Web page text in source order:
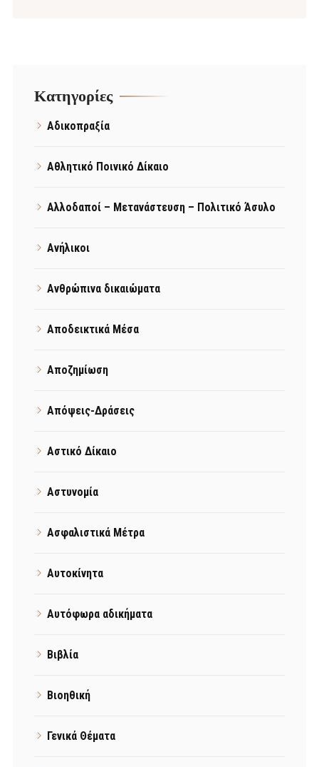
Kατηγορίες
Αδικοπραξία
Αθλητικό Ποινικό Δίκαιο
Αλλοδαποί – Μετανάστευση – Πολιτικό Άσυλο
Ανήλικοι
Ανθρώπινα δικαιώματα
Αποδεικτικά Μέσα
Αποζημίωση
Απόψεις-Δράσεις
Αστικό Δίκαιο
Αστυνομία
Ασφαλιστικά Μέτρα
Αυτοκίνητα
Αυτόφωρα αδικήματα
Βιβλία
Βιοηθική
Γενικά Θέματα